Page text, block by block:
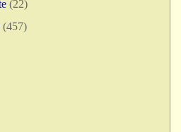
(22)
(457)